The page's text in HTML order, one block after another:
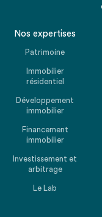
Nos expertises
Patrimoine
Immobilier
résidentiel
Développement
immobilier
Financement
immobilier
Investissement et
arbitrage
Le Lab